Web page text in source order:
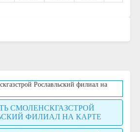
СМОЛЕНСКГАЗСТРОЙ
ФИЛИАЛ НА КАРТЕ